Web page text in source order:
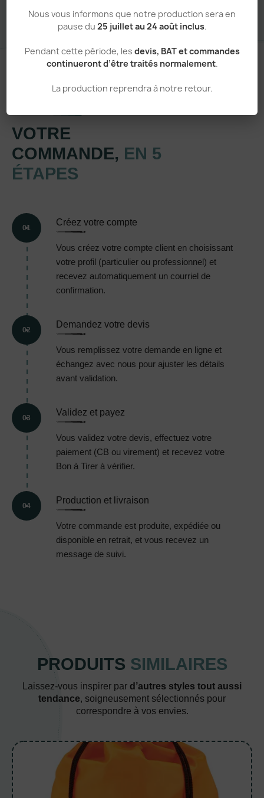
Nous vous informons que notre production sera en
pause du 25 juillet au 24 août inclus.
Pendant cette période, les devis, BAT et commandes
continueront d’être traités normalement.
La production reprendra à notre retour.
VOTRE
COMMANDE, EN 5
ÉTAPES
01
Créez votre compte
Vous créez votre compte client en choisissant
votre profil (particulier ou professionnel) et
recevez automatiquement un courriel de
confirmation.
02
Demandez votre devis
Vous remplissez votre demande en ligne et
échangez avec nous pour ajuster les détails
avant validation.
03
Validez et payez
Vous validez votre devis, effectuez votre
paiement (CB ou virement) et recevez votre
Bon à Tirer à vérifier.
04
Production et livraison
Votre commande est produite, expédiée ou
disponible en retrait, et vous recevez un
message de suivi.
PRODUITS SIMILAIRES
Laissez-vous inspirer par d’autres styles tout aussi
tendance, soigneusement sélectionnés pour
correspondre à vos envies.